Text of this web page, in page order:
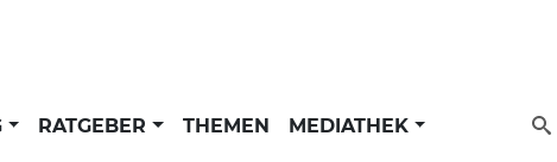
RATGEBER THEMEN MEDIATHEK